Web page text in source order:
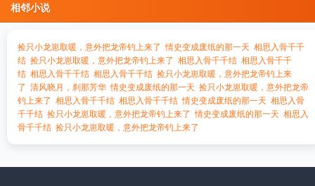
相邻小说
捡只小龙崽取暖，意外把龙帝钓上来了 情史变成废纸的那一天 相思入骨千千
结 捡只小龙崽取暖，意外把龙帝钓上来了 相思入骨千千结 相思入骨千千
结 相思入骨千千结 相思入骨千千结 捡只小龙崽取暖，意外把龙帝钓上来
了 清风晓月，刹那芳华 情史变成废纸的那一天 捡只小龙崽取暖，意外把龙帝
钓上来了 相思入骨千千结 相思入骨千千结 情史变成废纸的那一天 相思入骨
千千结 捡只小龙崽取暖，意外把龙帝钓上来了 情史变成废纸的那一天 相思入
骨千千结 捡只小龙崽取暖，意外把龙帝钓上来了